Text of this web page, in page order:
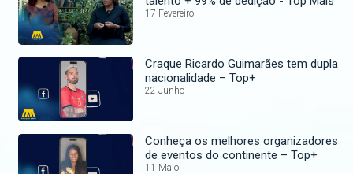
17 Fevereiro
Craque Ricardo Guimarães tem dupla
nacionalidade – Top+
22 Junho
Conheça os melhores organizadores
de eventos do continente – Top+
11 Maio